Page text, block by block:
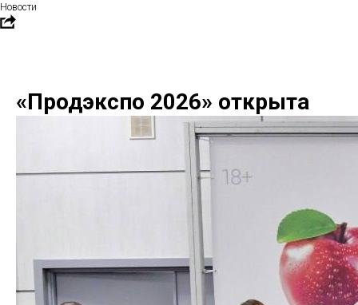
Новости
«Продэкспо 2026» открыта